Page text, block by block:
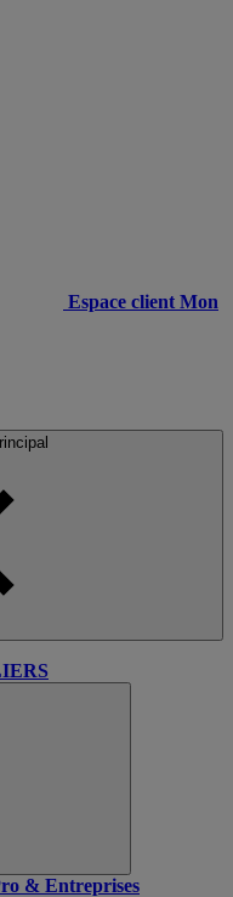
Espace client Mon
& Entreprises